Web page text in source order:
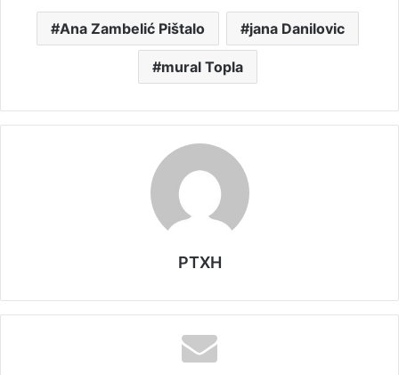
Ana Zambelić Pištalo jana Danilovic
mural Topla
РТХН